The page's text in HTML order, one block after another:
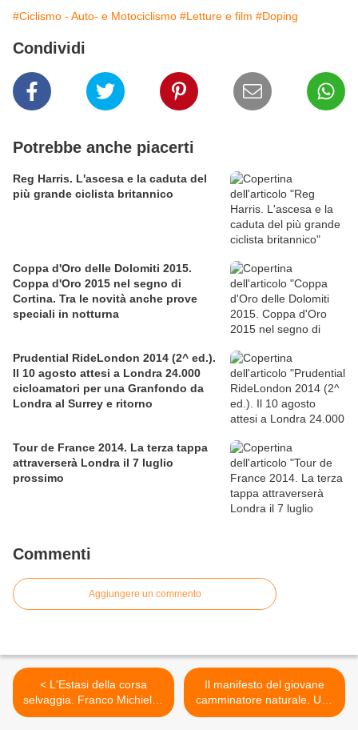
#Ciclismo - Auto- e Motociclismo #Letture e film #Doping
Condividi
Potrebbe anche piacerti
Reg Harris. L'ascesa e la caduta del
più grande ciclista britannico
Coppa d'Oro delle Dolomiti 2015.
Coppa d'Oro 2015 nel segno di
Cortina. Tra le novità anche prove
speciali in notturna
Prudential RideLondon 2014 (2^ ed.).
Il 10 agosto attesi a Londra 24.000
cicloamatori per una Granfondo da
Londra al Surrey e ritorno
Tour de France 2014. La terza tappa
attraverserà Londra il 7 luglio
prossimo
Commenti
Aggiungere un commento
< L'Estasi della corsa
selvaggia. Franco Michieli e
la sua pratica della corsa in
Il manifesto del giovane
camminatore naturale. Una
lodevole iniziativa educativa